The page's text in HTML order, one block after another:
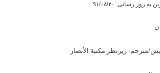
به روز رسانی: ۹۱/۰۸/۲۰
مترجم: زیرنظر مکتبة الأنصار